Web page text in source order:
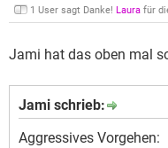
1 User sagt Danke! Laura für
Jami hat das oben mal
Jami schrieb:
Aggressives Vorgehen: